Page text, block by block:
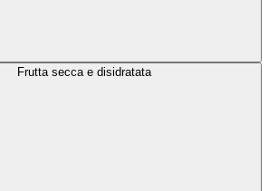
Frutta secca e disidratata